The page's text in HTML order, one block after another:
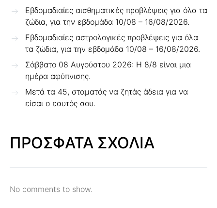
Εβδομαδιαίες αισθηματικές προβλέψεις για όλα τα
ζώδια, για την εβδομάδα 10/08 – 16/08/2026.
Εβδομαδιαίες αστρολογικές προβλέψεις για όλα
τα ζώδια, για την εβδομάδα 10/08 – 16/08/2026.
Σάββατο 08 Αυγούστου 2026: Η 8/8 είναι μια
ημέρα αφύπνισης.
Μετά τα 45, σταματάς να ζητάς άδεια για να
είσαι ο εαυτός σου.
ΠΡΟΣΦΑΤΑ ΣΧΟΛΙΑ
No comments to show.